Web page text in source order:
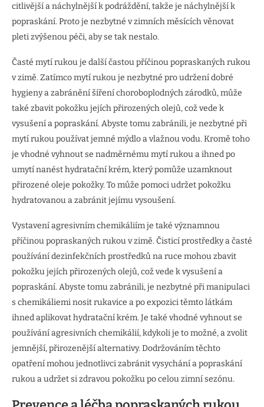
citlivější a náchylnější k podráždění, takže je náchylnější k
popraskání. Proto je nezbytné v zimních měsících věnovat
pleti zvýšenou péči, aby se tak nestalo.
Časté mytí rukou je další častou příčinou popraskaných rukou
v zimě. Zatímco mytí rukou je nezbytné pro udržení dobré
hygieny a zabránění šíření choroboplodných zárodků, může
také zbavit pokožku jejích přirozených olejů, což vede k
vysušení a popraskání. Abyste tomu zabránili, je nezbytné při
mytí rukou používat jemné mýdlo a vlažnou vodu. Kromě toho
je vhodné vyhnout se nadměrnému mytí rukou a ihned po
umytí nanést hydratační krém, který pomůže uzamknout
přirozené oleje pokožky. To může pomoci udržet pokožku
hydratovanou a zabránit jejímu vysoušení.
Vystavení agresivním chemikáliím je také významnou
příčinou popraskaných rukou v zimě. Čisticí prostředky a časté
používání dezinfekčních prostředků na ruce mohou zbavit
pokožku jejích přirozených olejů, což vede k vysušení a
popraskání. Abyste tomu zabránili, je nezbytné při manipulaci
s chemikáliemi nosit rukavice a po expozici těmto látkám
ihned aplikovat hydratační krém. Je také vhodné vyhnout se
používání agresivních chemikálií, kdykoli je to možné, a zvolit
jemnější, přirozenější alternativy. Dodržováním těchto
opatření mohou jednotlivci zabránit vysychání a popraskání
rukou a udržet si zdravou pokožku po celou zimní sezónu.